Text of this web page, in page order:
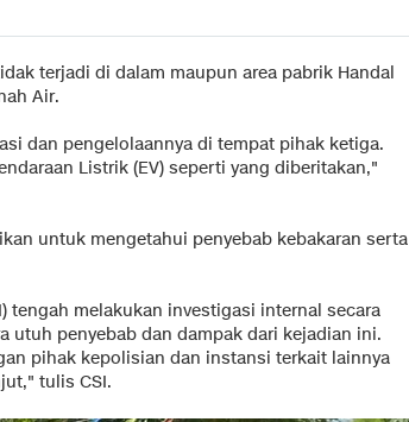
terjadi di dalam maupun area pabrik Handal
Air.
dan pengelolaannya di tempat pihak ketiga.
Listrik (EV) seperti yang diberitakan,"
untuk mengetahui penyebab kebakaran serta
tengah melakukan investigasi internal secara
utuh penyebab dan dampak dari kejadian ini.
pihak kepolisian dan instansi terkait lainnya
tulis CSI.